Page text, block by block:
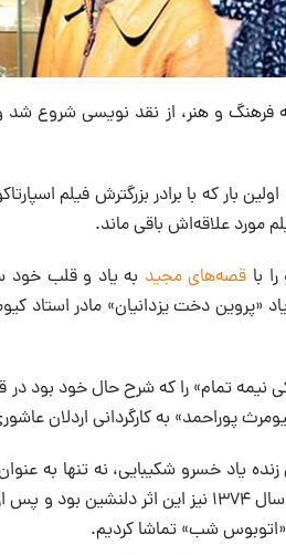
و هنر، از نقد نویسی شروع شد
بار که با برادر بزرگترش فیلم
مورد علاقه‌‌اش باقی ماند.
با قصه‌های مجید به یاد و قلب خود
«پروین دخت یزدانیان» مادر استاد
پوراحمد» به کارگردانی اردلان
یاد خسرو شکیبایی، نه تنها به
بلکه پرفروش ترین فیلم سال ۱۳۷۴ نیز